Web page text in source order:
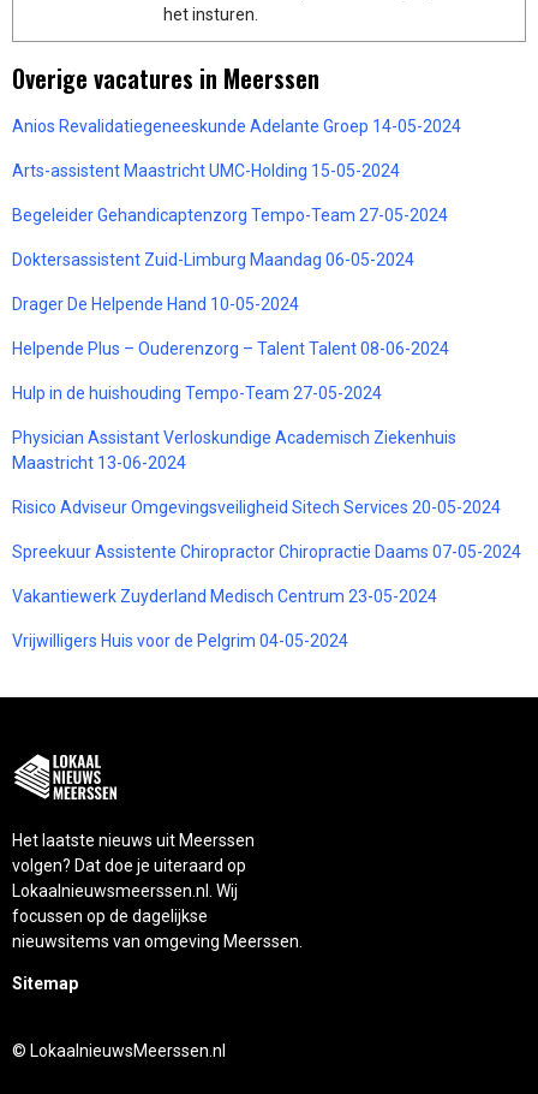
het insturen.
Overige vacatures in Meerssen
Anios Revalidatiegeneeskunde Adelante Groep 14-05-2024
Arts-assistent Maastricht UMC-Holding 15-05-2024
Begeleider Gehandicaptenzorg Tempo-Team 27-05-2024
Doktersassistent Zuid-Limburg Maandag 06-05-2024
Drager De Helpende Hand 10-05-2024
Helpende Plus – Ouderenzorg – Talent Talent 08-06-2024
Hulp in de huishouding Tempo-Team 27-05-2024
Physician Assistant Verloskundige Academisch Ziekenhuis
Maastricht 13-06-2024
Risico Adviseur Omgevingsveiligheid Sitech Services 20-05-2024
Spreekuur Assistente Chiropractor Chiropractie Daams 07-05-2024
Vakantiewerk Zuyderland Medisch Centrum 23-05-2024
Vrijwilligers Huis voor de Pelgrim 04-05-2024
Het laatste nieuws uit Meerssen
volgen? Dat doe je uiteraard op
Lokaalnieuwsmeerssen.nl. Wij
focussen op de dagelijkse
nieuwsitems van omgeving Meerssen.
Sitemap
© LokaalnieuwsMeerssen.nl